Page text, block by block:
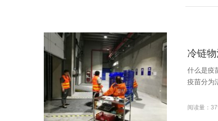
冷链
什么是疫
疫苗分为
阅读量：